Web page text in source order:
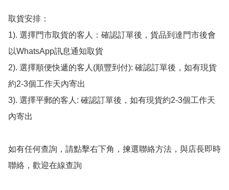
取貨安排：
1). 選擇門市取貨的客人：確認訂單後，貨品到達門市後會
以WhatsApp訊息通知取貨
2). 選擇順便快遞的客人(順豐到付): 確認訂單後，如有現貨
約2-3個工作天內寄出
3). 選擇平郵的客人: 確認訂單後，如有現貨約2-3個工作天
內寄出
如有任何查詢，請點擊右下角，揀選聯絡方法，與店長即時
聯絡，歡迎在線查詢